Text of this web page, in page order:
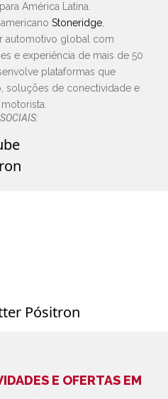
América Latina.
Stoneridge
automotivo global com
e experiência de mais de 50
plataformas que
soluções de conectividade e
E OFERTAS EM